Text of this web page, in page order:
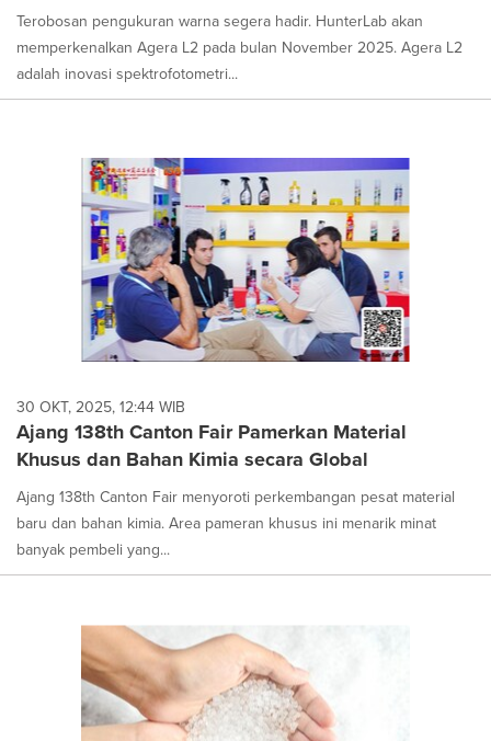
Terobosan pengukuran warna segera hadir. HunterLab akan
memperkenalkan Agera L2 pada bulan November 2025. Agera L2
adalah inovasi spektrofotometri...
30 OKT, 2025, 12:44 WIB
Ajang 138th Canton Fair Pamerkan Material
Khusus dan Bahan Kimia secara Global
Ajang 138th Canton Fair menyoroti perkembangan pesat material
baru dan bahan kimia. Area pameran khusus ini menarik minat
banyak pembeli yang...